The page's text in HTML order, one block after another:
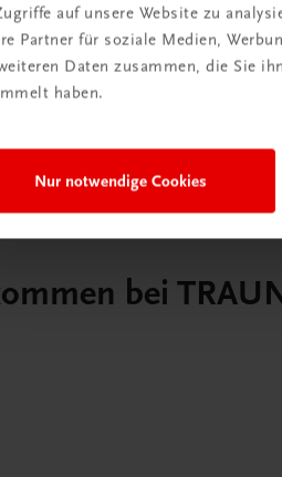
auf unsere Website zu
Partner für soziale Medien,
Daten zusammen, die Sie
haben.
Nur notwendige Cookies
bei